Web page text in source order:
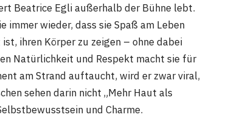
Beatrice Egli außerhalb der Bühne lebt.
immer wieder, dass sie Spaß am Leben
ihren Körper zu zeigen – ohne dabei
Natürlichkeit und Respekt macht sie für
am Strand auftaucht, wird er zwar viral,
sehen darin nicht „Mehr Haut als
und Charme.